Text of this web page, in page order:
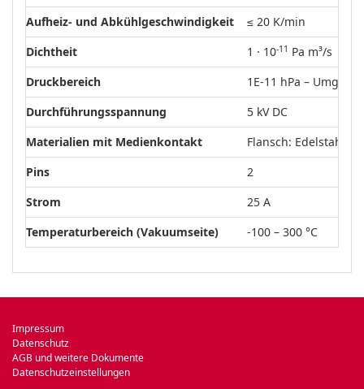
Aufheiz- und Abkühlgeschwindigkeit
≤ 20 K/min
Dichtheit
1 · 10-11 Pa m³/s
Druckbereich
1E-11 hPa –
Durchführungsspannung
5 kV DC
Materialien mit Medienkontakt
Flansch: Edelstahl,
Pins
2
Strom
25 A
Temperaturbereich (Vakuumseite)
-100 – 300 °C
Impressum
Datenschutz
AGB und weitere Dokumente
Datenschutzeinstellungen